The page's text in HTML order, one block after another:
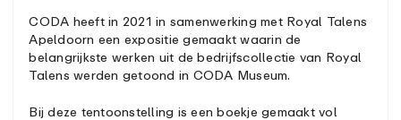
CODA heeft in 2021 in samenwerking met Royal Talens
Apeldoorn een expositie gemaakt waarin de
belangrijkste werken uit de bedrijfscollectie van Royal
Talens werden getoond in CODA Museum.
Bij deze tentoonstelling is een boekje gemaakt vol